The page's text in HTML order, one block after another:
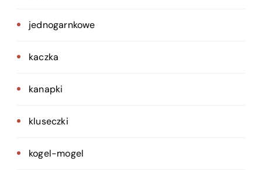
jednogarnkowe
kaczka
kanapki
kluseczki
kogel-mogel